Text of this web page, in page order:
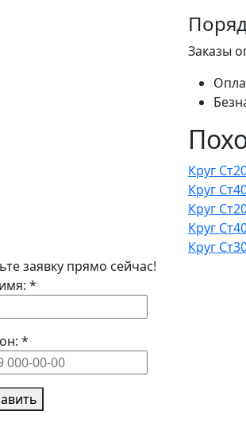
Заказы
Круг
Круг
Круг
Круг
Круг
заявку прямо сейчас!
*
*